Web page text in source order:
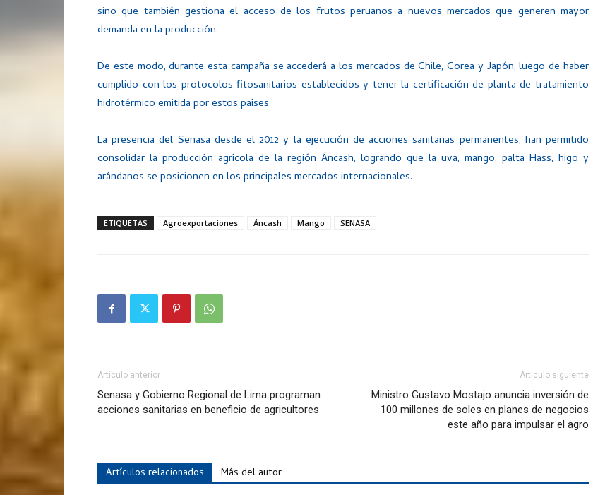
sino que también gestiona el acceso de los frutos peruanos a nuevos mercados que generen mayor
demanda en la producción.
De este modo, durante esta campaña se accederá a los mercados de Chile, Corea y Japón, luego de haber
cumplido con los protocolos fitosanitarios establecidos y tener la certificación de planta de tratamiento
hidrotérmico emitida por estos países.
La presencia del Senasa desde el 2012 y la ejecución de acciones sanitarias permanentes, han permitido
consolidar la producción agrícola de la región Áncash, logrando que la uva, mango, palta Hass, higo y
arándanos se posicionen en los principales mercados internacionales.
ETIQUETAS Agroexportaciones Áncash Mango SENASA
Artículo anterior
Senasa y Gobierno Regional de Lima programan
acciones sanitarias en beneficio de agricultores
Artículo siguiente
Ministro Gustavo Mostajo anuncia inversión de
100 millones de soles en planes de negocios
este año para impulsar el agro
Artículos relacionados Más del autor